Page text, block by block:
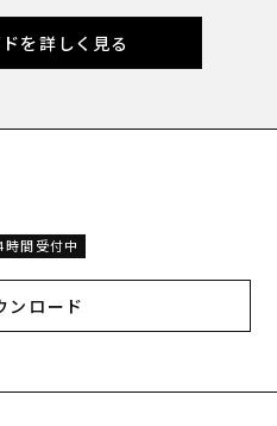
を詳しく見る
時間受付中
ンロード